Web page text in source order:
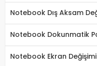
Notebook Dış Aksam
Notebook Dokunmatik
Notebook Ekran Değişimi